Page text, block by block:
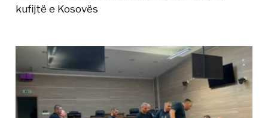
kufijtë e Kosovës